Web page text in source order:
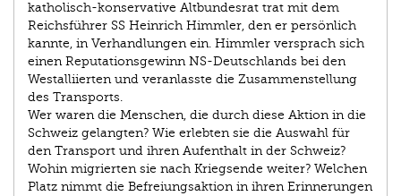
katholisch-konservative Altbundesrat trat mit dem
Reichsführer SS Heinrich Himmler, den er persönlich
kannte, in Verhandlungen ein. Himmler versprach sich
einen Reputationsgewinn NS-Deutschlands bei den
Westalliierten und veranlasste die Zusammenstellung
des Transports.
Wer waren die Menschen, die durch diese Aktion in die
Schweiz gelangten? Wie erlebten sie die Auswahl für
den Transport und ihren Aufenthalt in der Schweiz?
Wohin migrierten sie nach Kriegsende weiter? Welchen
Platz nimmt die Befreiungsaktion in ihren Erinnerungen